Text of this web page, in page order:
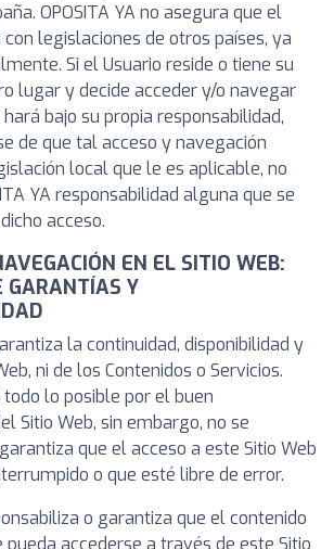
OPOSITA YA no asegura que el
legislaciones de otros países, ya
Si el Usuario reside o tiene su
lugar y decide acceder y/o navegar
bajo su propia responsabilidad,
de que tal acceso y navegación
local que le es aplicable, no
YA responsabilidad alguna que se
acceso.
EN EL SITIO WEB:
GARANTÍAS Y
la continuidad, disponibilidad y
ni de los Contenidos o Servicios.
todo lo posible por el buen
Sitio Web, sin embargo, no se
que el acceso a este Sitio Web
o que esté libre de error.
o garantiza que el contenido
accederse a través de este Sitio